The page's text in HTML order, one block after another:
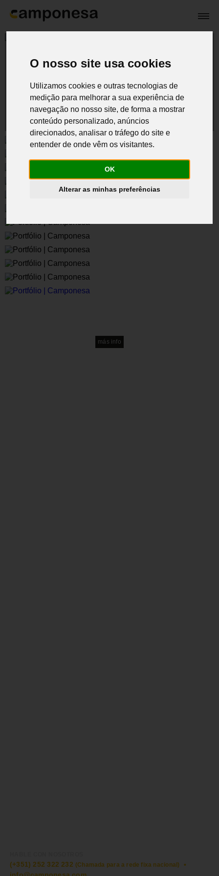
O nosso site usa cookies
Utilizamos cookies e outras tecnologias de
medição para melhorar a sua experiência de
navegação no nosso site, de forma a mostrar
conteúdo personalizado, anúncios
direcionados, analisar o tráfego do site e
entender de onde vêm os visitantes.
OK
Alterar as minhas preferências
portafolio
más info
(+351) 252 322 232 (Chamada para a rede fixa nacional)
•